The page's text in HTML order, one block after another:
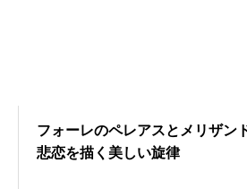
フォーレのペレアスとメリザン
悲恋を描く美しい旋律